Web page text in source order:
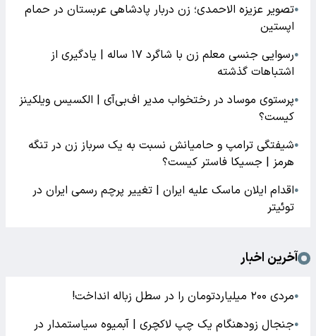
●تصویر عزیزه الاحمدی؛ زن دربار پادشاهی عربستان در حمام
اپستین
●
رسوایی جنسی معلم زن با شاگرد ۱۷ ساله | یادگیری از
اشتباهات گذشته
●پرستوی موساد در رختخواب مدیر اف‌بی‌آی | الکسیس ویلکینز
کیست؟
●شیفتگی ترامپ و حامیانش نسبت به یک سرباز زن در تنگه
هرمز | جسیکا فاستر کیست؟
●اقدام ایلان ماسک علیه ایران | تغییر پرچم رسمی ایران در
توئیتر
آخرین اخبار
●مردی ۲۰۰ میلیاردتومان را در سطل زباله انداخت!
●جنجال زودهنگام یک چپ لاکچری | آبمیوه سیاستمدار در